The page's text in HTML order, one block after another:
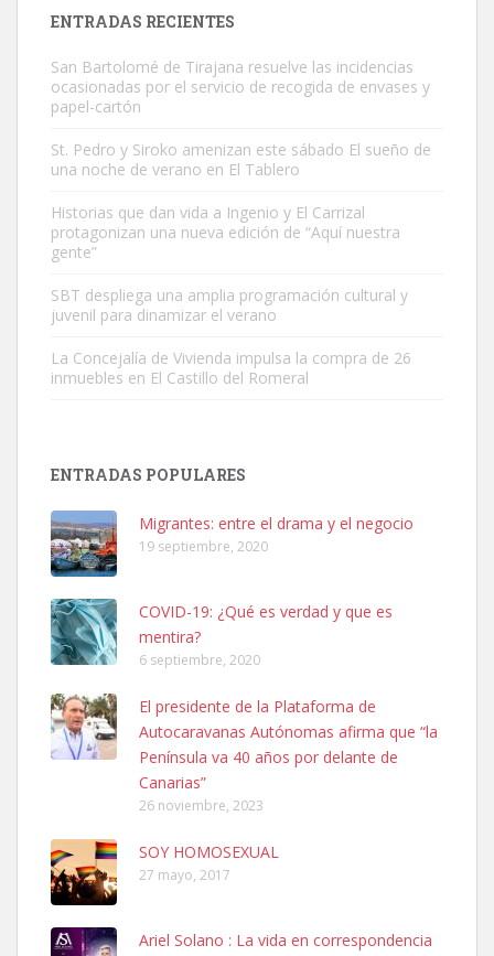
Leales.org » Gran Canaria | 9.7.2025
Gato manso encontrado
Este gato macho ha aparecido en la calle hace menos de un mes,
es muy manso y extremadamente cari...
hembra, 4 años. Por motivos personales ...
Leales.org » Gran Canaria
SHIBA PERDIDO AVDA JOSE MESA Y LOPEZ
PERRO MACHO RAZA SHIBA CON MICROCHIP PERDIDO HOY
06/07/2025 ZONA MESA Y LOPEZ. ES MUY ASUSTADIZO
Leales.org » Gran Canaria
ENTRADAS RECIENTES
San Bartolomé de Tirajana resuelve las incidencias
ocasionadas por el servicio de recogida de envases y
papel-cartón
St. Pedro y Siroko amenizan este sábado El sueño de
una noche de verano en El Tablero
Historias que dan vida a Ingenio y El Carrizal
protagonizan una nueva edición de “Aquí nuestra
gente”
SBT despliega una amplia programación cultural y
juvenil para dinamizar el verano
La Concejalía de Vivienda impulsa la compra de 26
inmuebles en El Castillo del Romeral
ENTRADAS POPULARES
Migrantes: entre el drama y el negocio
19 septiembre, 2020
COVID-19: ¿Qué es verdad y que es
mentira?
6 septiembre, 2020
El presidente de la Plataforma de
Autocaravanas Autónomas afirma que “la
Península va 40 años por delante de
Canarias”
26 noviembre, 2023
SOY HOMOSEXUAL
27 mayo, 2017
Ariel Solano : La vida en correspondencia